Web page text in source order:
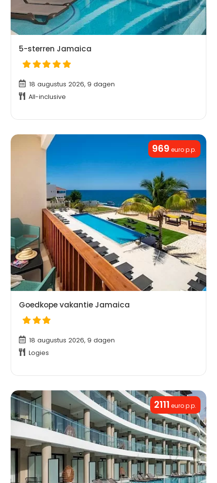
5-sterren Jamaica
18 augustus 2026, 9 dagen
All-inclusive
969 euro p.p.
Goedkope vakantie Jamaica
18 augustus 2026, 9 dagen
Logies
2111 euro p.p.